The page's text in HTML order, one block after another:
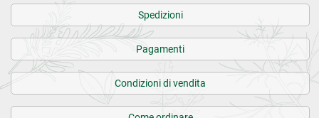
Spedizioni
Pagamenti
Condizioni di vendita